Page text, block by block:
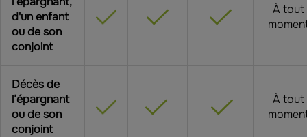
d'un enfant
ou de son
conjoint
À tout
Décès de
l’épargnant
ou de son
conjoint
À tout